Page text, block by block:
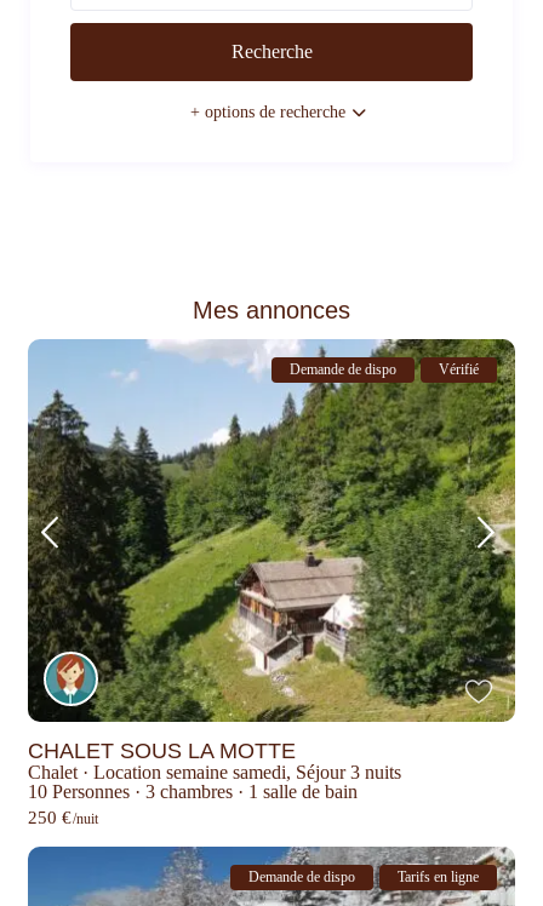
+ options de recherche
Mes annonces
Demande de dispo Vérifié
CHALET SOUS LA MOTTE
Chalet · Location semaine samedi, Séjour 3 nuits
10 Personnes · 3 chambres · 1 salle de bain
250 €/nuit
Demande de dispo Tarifs en ligne